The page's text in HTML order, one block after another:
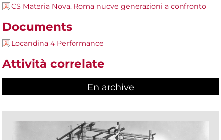
CS Materia Nova. Roma nuove generazioni a confronto
Documents
Locandina 4 Performance
Attività correlate
En archive